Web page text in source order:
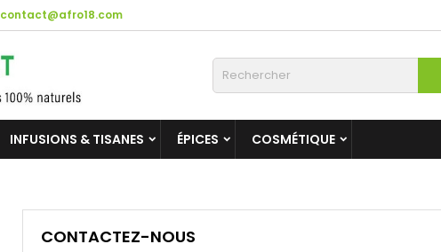
contact@afro18.com
INFUSIONS & TISANES ÉPICES COSMÉTIQUE
CONTACTEZ-NOUS